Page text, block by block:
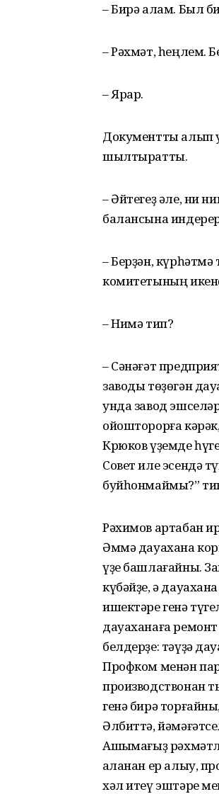
– Бирә алам. Был
– Рәхмәт, һеңлем.
– Ярар.
Документты алып
шылтыратты.
– Әйтегеҙ әле, ни
балансына
– Берҙән, күрһәтмә
комитетының
– Нимә тип?
– Сәнәғәт
заводы төҙөгән
унда завод
ойошторорға
Крюков үҙемде
Совет иле эсендә
буйһонмаймы?”
Рәхимов артабан
Әммә дауахана
үҙе башлағайны.
күбәйҙе, ә
ишектәре генә
дауаханаға
белдерҙе: тәүҙә
Профком менән
производствонан
генә бирә
Әлбиттә,
Ашыҡмағыҙ
ҡаланан ер алыу,
хәл итеү эштәре